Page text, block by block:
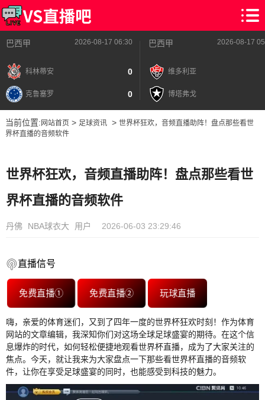
巴西甲 2026-08-17 06:30
科林蒂安 0
克鲁塞罗 0
巴西甲 2026-08-17
维多利亚
博塔弗戈
当前位置: 网站首页> 足球资讯> 世界杯狂欢，音频直播助阵！盘点那些看世
界杯直播的音频软件
世界杯狂欢，音频直播助阵！盘点那些看世
界杯直播的音频软件
丹佛 NBA球衣大 用户 2026-06-03 23:29:46
直播信号
免费直播① 免费直播② 玩球直播
嗨，亲爱的体育迷们，又到了四年一度的世界杯狂欢时刻！作为体育
网站的文章编辑，我深知你们对这场全球足球盛宴的期待。在这个信
息爆炸的时代，如何轻松便捷地观看世界杯直播，成为了大家关注的
焦点。今天，就让我来为大家盘点一下那些看世界杯直播的音频软
件，让你在享受足球盛宴的同时，也能感受到科技的魅力。